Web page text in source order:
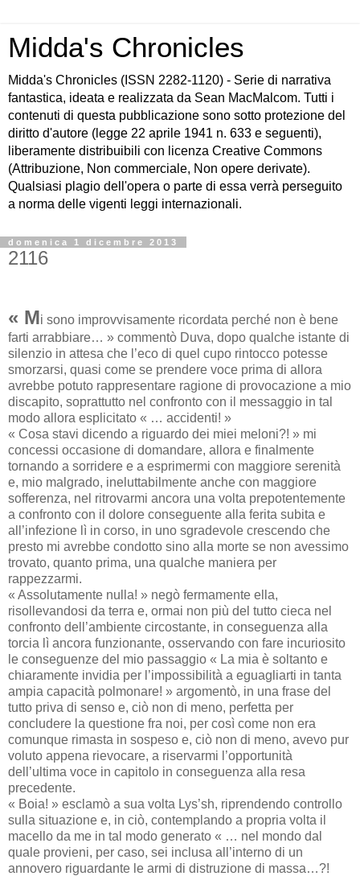
Midda's Chronicles
Midda's Chronicles (ISSN 2282-1120) - Serie di narrativa
fantastica, ideata e realizzata da Sean MacMalcom. Tutti i
contenuti di questa pubblicazione sono sotto protezione del
diritto d'autore (legge 22 aprile 1941 n. 633 e seguenti),
liberamente distribuibili con licenza Creative Commons
(Attribuzione, Non commerciale, Non opere derivate).
Qualsiasi plagio dell'opera o parte di essa verrà perseguito
a norma delle vigenti leggi internazionali.
domenica 1 dicembre 2013
2116
« Mi sono improvvisamente ricordata perché non è bene
farti arrabbiare… » commentò Duva, dopo qualche istante di
silenzio in attesa che l’eco di quel cupo rintocco potesse
smorzarsi, quasi come se prendere voce prima di allora
avrebbe potuto rappresentare ragione di provocazione a mio
discapito, soprattutto nel confronto con il messaggio in tal
modo allora esplicitato « … accidenti! »
« Cosa stavi dicendo a riguardo dei miei meloni?! » mi
concessi occasione di domandare, allora e finalmente
tornando a sorridere e a esprimermi con maggiore serenità
e, mio malgrado, ineluttabilmente anche con maggiore
sofferenza, nel ritrovarmi ancora una volta prepotentemente
a confronto con il dolore conseguente alla ferita subita e
all’infezione lì in corso, in uno sgradevole crescendo che
presto mi avrebbe condotto sino alla morte se non avessimo
trovato, quanto prima, una qualche maniera per
rappezzarmi.
« Assolutamente nulla! » negò fermamente ella,
risollevandosi da terra e, ormai non più del tutto cieca nel
confronto dell’ambiente circostante, in conseguenza alla
torcia lì ancora funzionante, osservando con fare incuriosito
le conseguenze del mio passaggio « La mia è soltanto e
chiaramente invidia per l’impossibilità a eguagliarti in tanta
ampia capacità polmonare! » argomentò, in una frase del
tutto priva di senso e, ciò non di meno, perfetta per
concludere la questione fra noi, per così come non era
comunque rimasta in sospeso e, ciò non di meno, avevo pur
voluto appena rievocare, a riservarmi l’opportunità
dell’ultima voce in capitolo in conseguenza alla resa
precedente.
« Boia! » esclamò a sua volta Lys’sh, riprendendo controllo
sulla situazione e, in ciò, contemplando a propria volta il
macello da me in tal modo generato « … nel mondo dal
quale provieni, per caso, sei inclusa all’interno di un
annovero riguardante le armi di distruzione di massa…?!